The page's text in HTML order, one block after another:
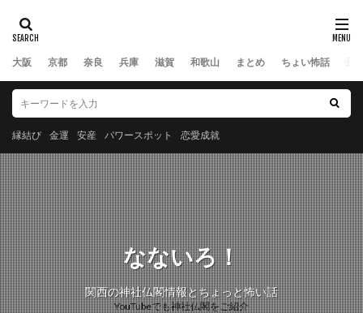
大阪 京都 奈良 兵庫 滋賀 和歌山 まとめ ちょい怖話
縁結び 金運 安産 パワースポット 恋愛成就
なないろ！
関西の神社仏閣情報とちょっと怖い話
YouTubeでも神社仏閣をご紹介